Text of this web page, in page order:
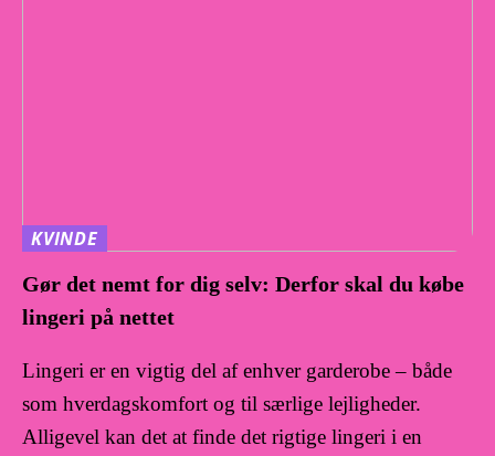
KVINDE
Gør det nemt for dig selv: Derfor skal du købe
lingeri på nettet
Lingeri er en vigtig del af enhver garderobe – både
som hverdagskomfort og til særlige lejligheder.
Alligevel kan det at finde det rigtige lingeri i en